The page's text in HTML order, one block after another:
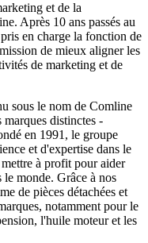
et de la
Après 10 ans passés au
en charge la fonction de
de mieux aligner les
de marketing et de
sous le nom de Comline
distinctes -
en 1991, le groupe
et d'expertise dans le
à profit pour aider
le monde. Grâce à nos
de pièces détachées et
notamment pour le
l'huile moteur et les